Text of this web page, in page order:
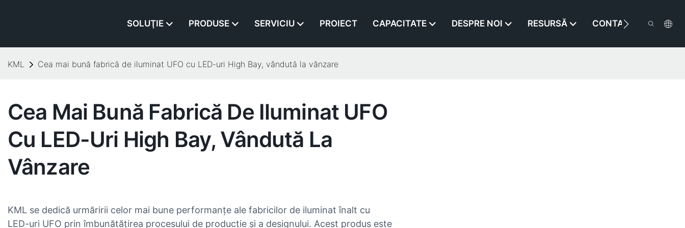
SOLUŢIE PRODUSE SERVICIU PROIECT CAPACITATE DESPRE NOI RESURSĂ CONTACTAŢI-NE
KML Cea mai bună fabrică de iluminat UFO cu LED-uri High Bay, vândută la vânzare
Cea Mai Bună Fabrică De Iluminat UFO
Cu LED-Uri High Bay, Vândută La
Vânzare
KML se dedică urmăririi celor mai bune performanțe ale fabricilor de iluminat înalt cu
LED-uri UFO prin îmbunătățirea procesului de producție și a designului. Acest produs este